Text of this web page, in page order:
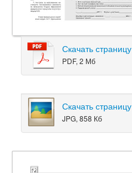
Скачать страницу
PDF, 2 Мб
Скачать страницу
JPG, 858 Кб